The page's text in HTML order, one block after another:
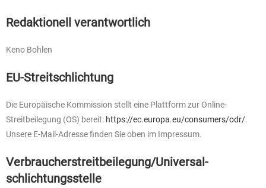
Redaktionell verantwortlich
Keno Bohlen
EU-Streitschlichtung
Die Europäische Kommission stellt eine Plattform zur Online-
Streitbeilegung (OS) bereit: https://ec.europa.eu/consumers/odr/.
Unsere E-Mail-Adresse finden Sie oben im Impressum.
Verbraucher­streit­beilegung/Universal­
schlichtungs­stelle